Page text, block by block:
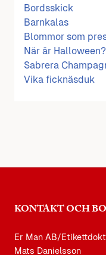
Bordsskick
Barnkalas
Blommor som
När är Halloween?
Sabrera
Vika ficknäsduk
KONTAKT OCH
Er Man AB/
Mats Danielsson